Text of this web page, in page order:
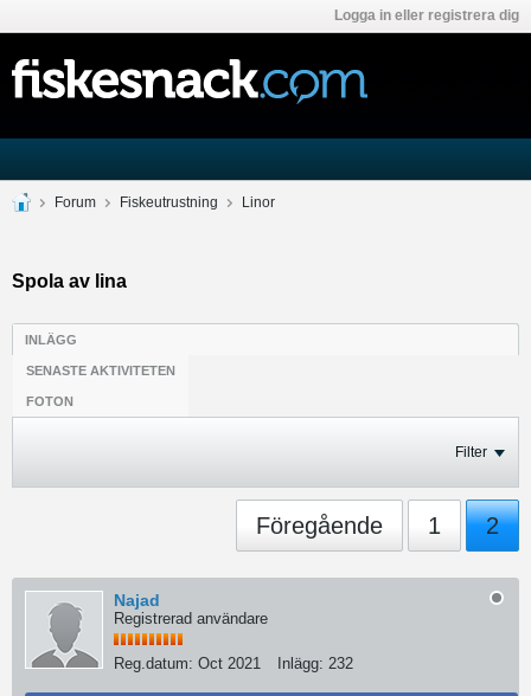
Logga in eller registrera dig
Forum Fiskeutrustning Linor
Spola av lina
INLÄGG
SENASTE AKTIVITETEN
FOTON
Filter
Föregående 1 2
Najad
Registrerad användare
Reg.datum: Oct 2021 Inlägg: 232